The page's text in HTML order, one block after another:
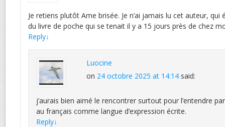
Je retiens plutôt Ame brisée. Je n’ai jamais lu cet auteur,
du livre de poche qui se tenait il y a 15 jours près de chez
Reply↓
Luocine
on 24 octobre 2025 at 14:14 said:
j’aurais bien aimé le rencontrer surtout pour l’entendre
au français comme langue d’expression écrite.
Reply↓